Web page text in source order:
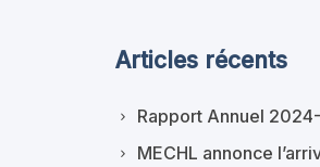
Articles récents
Rapport Annuel
MECHL annonce